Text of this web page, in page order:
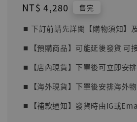
Regular
NT$ 4,280 售完
⏹︎ 下訂前請先詳閱【購物須知】
⏹︎【預購商品】可能延後發貨 可
⏹︎【店內現貨】下單後可立即安
⏹︎【海外現貨】下單後安排海外
⏹︎【補款通知】發貨時由IG或